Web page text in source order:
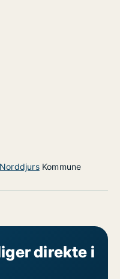
NorddjursKommune
direkte i